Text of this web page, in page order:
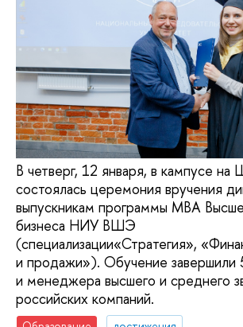
В четверг, 12 января, в кампусе на
состоялась церемония вручения
выпускникам программы МВА
бизнеса НИУ ВШЭ
(специализации«Стратегия»,
и продажи»). Обучение завершили
и менеджера высшего и среднего
российских компаний.